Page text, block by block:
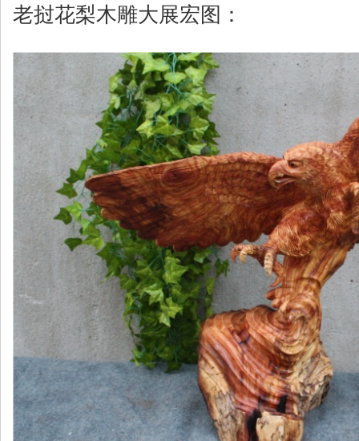
老挝花梨木雕大展宏图：